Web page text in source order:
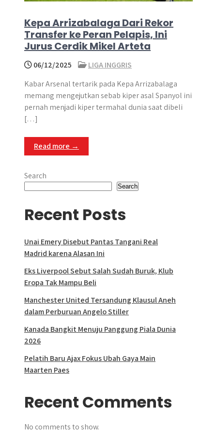
Kepa Arrizabalaga Dari Rekor
Transfer ke Peran Pelapis, Ini
Jurus Cerdik Mikel Arteta
06/12/2025
LIGA INGGRIS
Kabar Arsenal tertarik pada Kepa Arrizabalaga
memang mengejutkan sebab kiper asal Spanyol ini
pernah menjadi kiper termahal dunia saat dibeli
[…]
Read more →
Search
Search
Recent Posts
Unai Emery Disebut Pantas Tangani Real
Madrid karena Alasan Ini
Eks Liverpool Sebut Salah Sudah Buruk, Klub
Eropa Tak Mampu Beli
Manchester United Tersandung Klausul Aneh
dalam Perburuan Angelo Stiller
Kanada Bangkit Menuju Panggung Piala Dunia
2026
Pelatih Baru Ajax Fokus Ubah Gaya Main
Maarten Paes
Recent Comments
No comments to show.